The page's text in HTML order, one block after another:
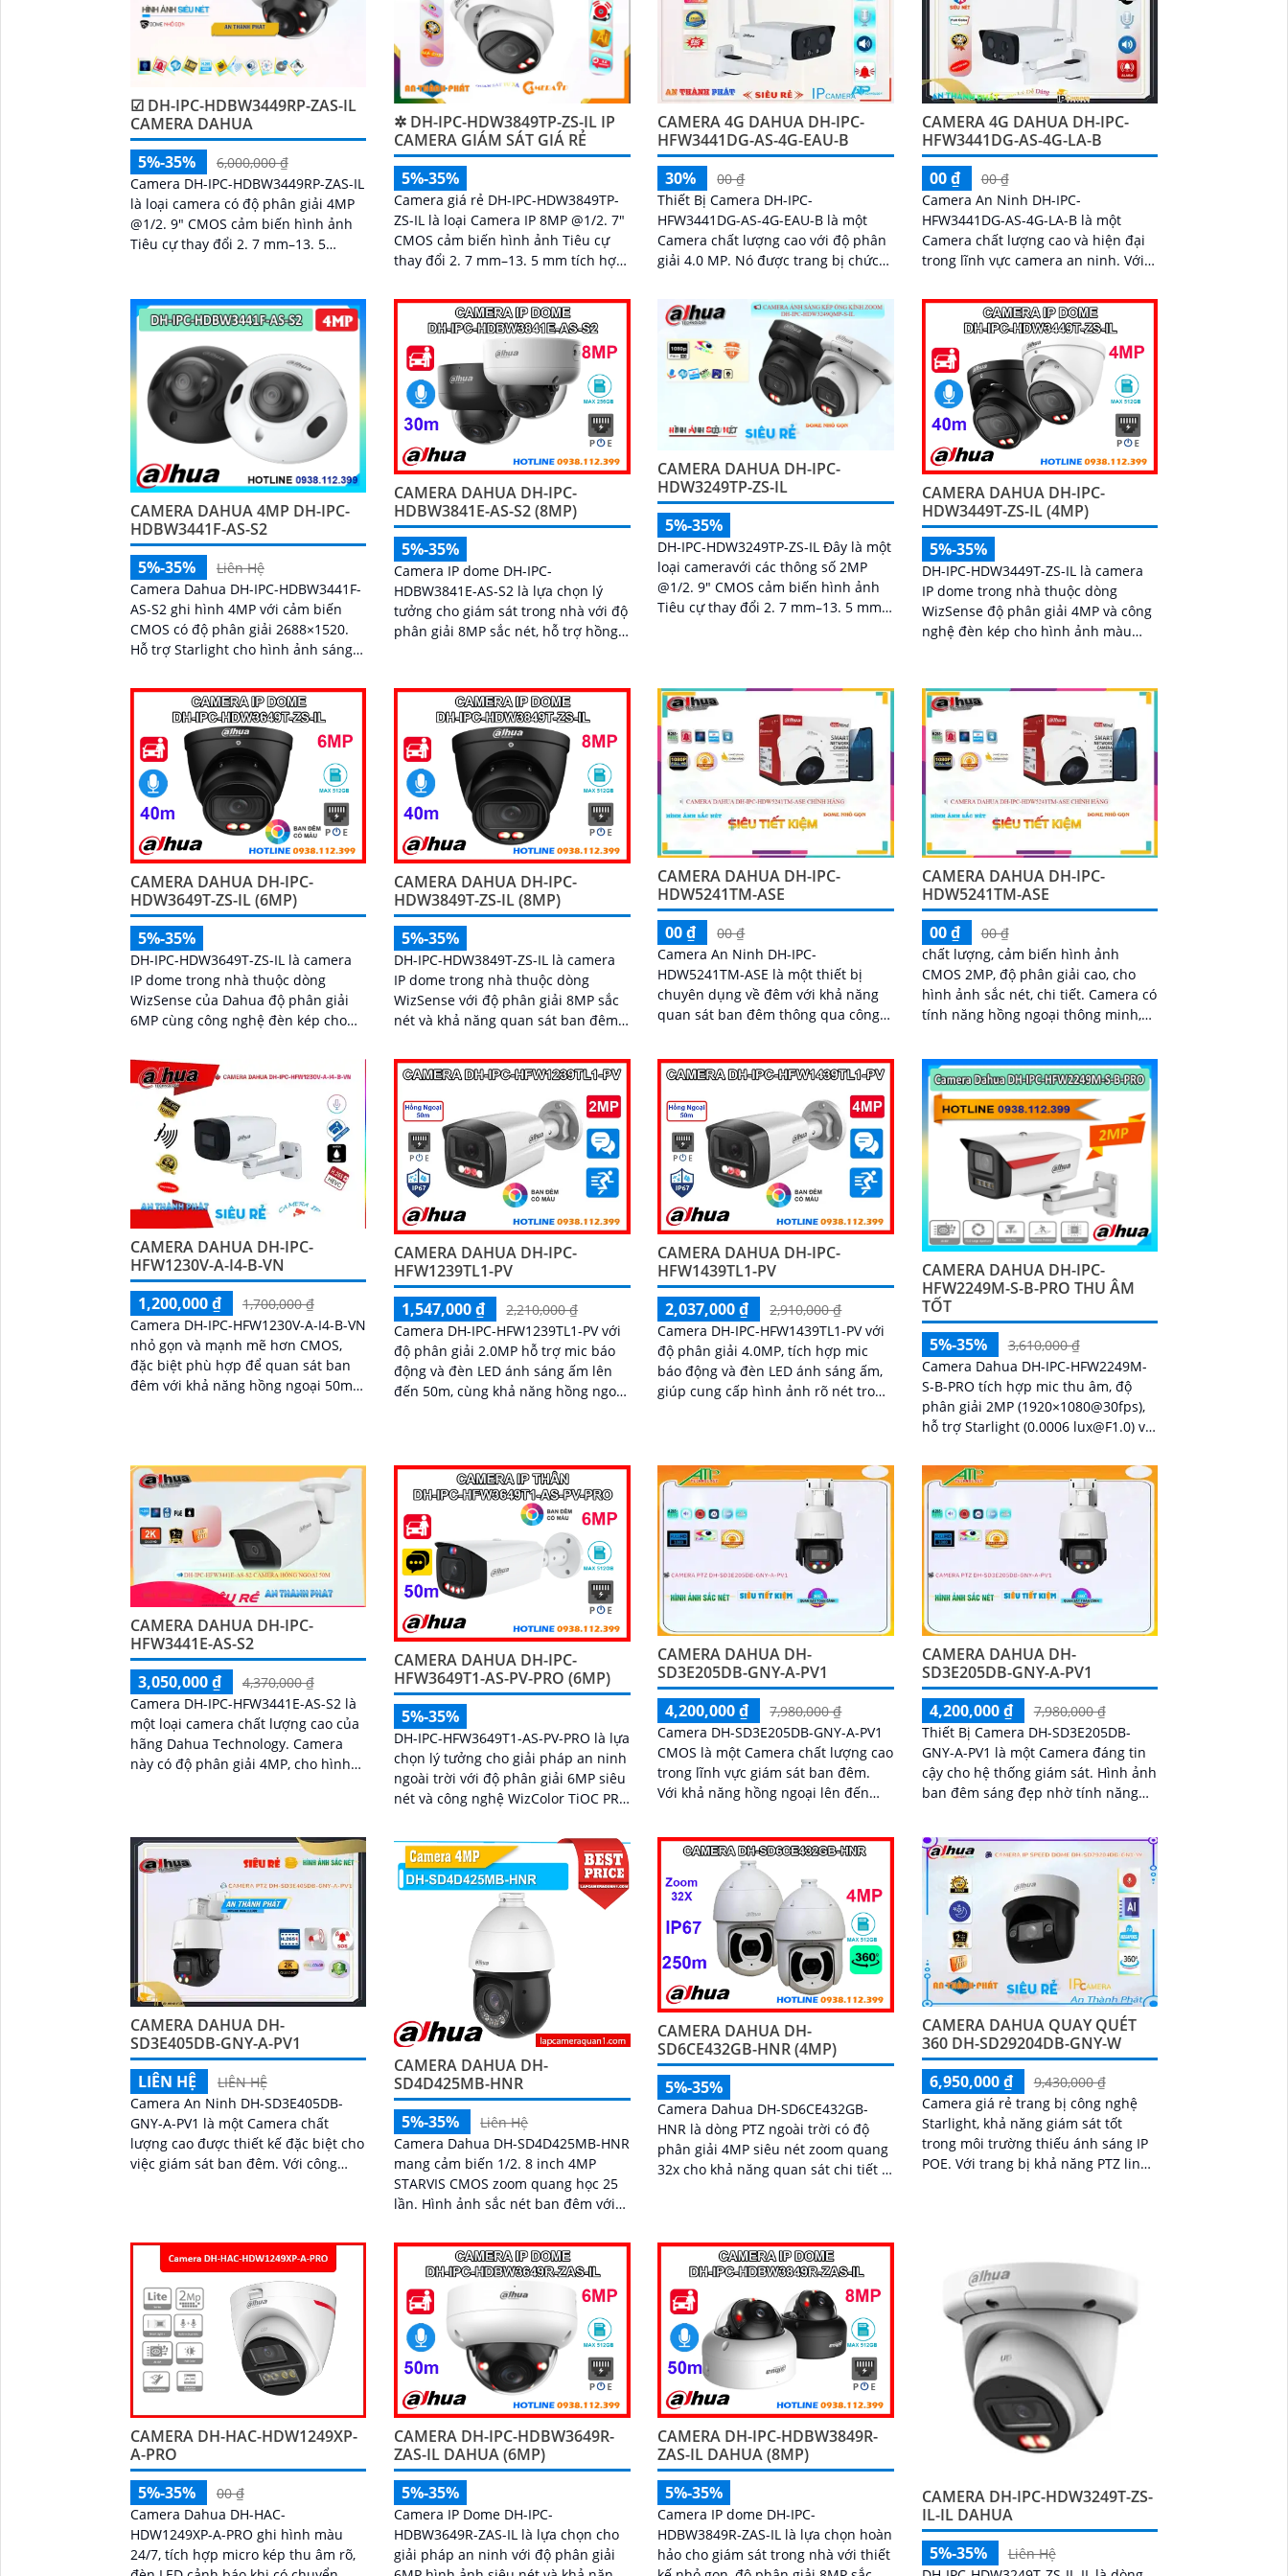
☑ DH-IPC-HDBW3449RP-ZAS-IL
CAMERA DAHUA
5%-35%
6,000,000 ₫
Camera DH-IPC-HDBW3449RP-ZAS-IL
là loại camera có độ phân giải 4MP
@1/2. 9" CMOS cảm biến hình ảnh
Tiêu cự thay đổi 2. 7 mm–13. 5
✲ DH-IPC-HDW3849TP-ZS-IL IP
CAMERA GIÁM SÁT GIÁ RẺ
5%-35%
Camera giá rẻ DH-IPC-HDW3849TP-
ZS-IL là loại Camera IP 8MP @1/2. 7"
CMOS cảm biến hình ảnh Tiêu cự
thay đổi 2. 7 mm–13. 5 mm tích hợp
chuyển động thông...
CAMERA 4G DAHUA DH-IPC-
HFW3441DG-AS-4G-EAU-B
30%
00 ₫
Thiết Bị Camera DH-IPC-
HFW3441DG-AS-4G-EAU-B là một
Camera chất lượng cao với độ phân
giải 4.0 MP. Nó được trang bị chức
năng Có Màu Ban Đêm
CAMERA 4G DAHUA DH-IPC-
HFW3441DG-AS-4G-LA-B
00 ₫
00 ₫
Camera An Ninh DH-IPC-
HFW3441DG-AS-4G-LA-B là một
Camera chất lượng cao và hiện đại
trong lĩnh vực camera an ninh. Với
phép người dùng giám sát và ghi lại
hình ảnh rõ nét với các chi tiết tinh
CAMERA DAHUA 4MP DH-IPC-
HDBW3441F-AS-S2
5%-35%
Liên Hệ
Camera Dahua DH-IPC-HDBW3441F-
AS-S2 ghi hình 4MP với cảm biến
CMOS có độ phân giải 2688×1520.
Hỗ trợ Starlight cho hình ảnh sáng
định 3
CAMERA DAHUA DH-IPC-
HDBW3841E-AS-S2 (8MP)
5%-35%
Camera IP dome DH-IPC-
HDBW3841E-AS-S2 là lựa chọn lý
tưởng cho giám sát trong nhà với độ
phân giải 8MP sắc nét, hỗ trợ hồng
minh, camera có khả năng nhận
diện và phân biệt chuyển động của
người và phương tiện, tăng độ chính
xác trong cảnh báo an ninh
CAMERA DAHUA DH-IPC-
HDW3249TP-ZS-IL
5%-35%
DH-IPC-HDW3249TP-ZS-IL Đây là một
loại cameravới các thông số 2MP
@1/2. 9" CMOS cảm biến hình ảnh
Tiêu cự thay đổi 2. 7 mm–13. 5 mm
CAMERA DAHUA DH-IPC-
HDW3449T-ZS-IL (4MP)
5%-35%
DH-IPC-HDW3449T-ZS-IL là camera
IP dome trong nhà thuộc dòng
WizSense độ phân giải 4MP và công
nghệ đèn kép cho hình ảnh màu
cắm thẻ nhớ 512GB, hỗ trợ POE
cùng khả năng nhận diện chính xác
người và phương tiện, camera mang
đến giải pháp giám sát an ninh
thông minh, hiệu quả phù hợp lắp
đặt tại gia đình, văn phòng
CAMERA DAHUA DH-IPC-
HDW3649T-ZS-IL (6MP)
5%-35%
DH-IPC-HDW3649T-ZS-IL là camera
IP dome trong nhà thuộc dòng
WizSense của Dahua độ phân giải
6MP cùng công nghệ đèn kép cho
đêm tối đến 40m và hồng ngoại xa
50m. Camera tích hợp micro ghi âm,
khe cắm thẻ nhớ lên đến 512GB và
khả năng phát hiện chính xác người
và phương tiện, nâng cao hiệu quả
giám sát an ninh hỗ trợ PoE và giá
rẻ hiệu quả
CAMERA DAHUA DH-IPC-
HDW3849T-ZS-IL (8MP)
5%-35%
DH-IPC-HDW3849T-ZS-IL là camera
IP dome trong nhà thuộc dòng
WizSense với độ phân giải 8MP sắc
nét và khả năng quan sát ban đêm
minh. Tích hợp công nghệ AI,
camera phát hiện chính xác người
và phương tiện, kết hợp micro ghi
âm và khe thẻ nhớ hỗ trợ đến
512GB đảm bảo lưu trữ linh hoạt và
chi tiết, hỗ trợ PoE tiện lợi đây là giải
pháp giám sát an ninh hiệu quả
CAMERA DAHUA DH-IPC-
HDW5241TM-ASE
00 ₫
00 ₫
Camera An Ninh DH-IPC-
HDW5241TM-ASE là một thiết bị
chuyên dụng về đêm với khả năng
quan sát ban đêm thông qua công
camera còn có khả năng hiển thị...
CAMERA DAHUA DH-IPC-
HDW5241TM-ASE
00 ₫
00 ₫
chất lượng, cảm biến hình ảnh
CMOS 2MP, độ phân giải cao, cho
hình ảnh sắc nét, chi tiết. Camera có
tính năng hồng ngoại thông minh,
mà không bị mờ hay mất đậm
CAMERA DAHUA DH-IPC-
HFW1230V-A-I4-B-VN
1,200,000 ₫
1,700,000 ₫
Camera DH-IPC-HFW1230V-A-I4-B-VN
nhỏ gọn và mạnh mẽ hơn CMOS,
đặc biệt phù hợp để quan sát ban
đêm với khả năng hồng ngoại 50m
CAMERA DAHUA DH-IPC-
HFW1239TL1-PV
1,547,000 ₫
2,210,000 ₫
Camera DH-IPC-HFW1239TL1-PV với
độ phân giải 2.0MP hỗ trợ mic báo
động và đèn LED ánh sáng ấm lên
đến 50m, cùng khả năng hồng ngoại
CAMERA DAHUA DH-IPC-
HFW1439TL1-PV
2,037,000 ₫
2,910,000 ₫
Camera DH-IPC-HFW1439TL1-PV với
độ phân giải 4.0MP, tích hợp mic
báo động và đèn LED ánh sáng ấm,
giúp cung cấp hình ảnh rõ nét trong
CAMERA DAHUA DH-IPC-
HFW2249M-S-B-PRO THU ÂM
TỐT
5%-35%
3,610,000 ₫
Camera Dahua DH-IPC-HFW2249M-
S-B-PRO tích hợp mic thu âm, độ
phân giải 2MP (1920×1080@30fps),
hỗ trợ Starlight (0.0006 lux@F1.0) và
đêm
CAMERA DAHUA DH-IPC-
HFW3441E-AS-S2
3,050,000 ₫
4,370,000 ₫
Camera DH-IPC-HFW3441E-AS-S2 là
một loại camera chất lượng cao của
hãng Dahua Technology. Camera
này có độ phân giải 4MP, cho hình
CAMERA DAHUA DH-IPC-
HFW3649T1-AS-PV-PRO (6MP)
5%-35%
DH-IPC-HFW3649T1-AS-PV-PRO là lựa
chọn lý tưởng cho giải pháp an ninh
ngoài trời với độ phân giải 6MP siêu
nét và công nghệ WizColor TiOC PRO
trí tuệ nhân tạo AI giúp phân biệt
chính xác người và phương tiện hỗ
trợ đàm thoại hai chiều, ghi hình
linh hoạt với khe thẻ nhớ lên đến
CAMERA DAHUA DH-
SD3E205DB-GNY-A-PV1
4,200,000 ₫
7,980,000 ₫
Camera DH-SD3E205DB-GNY-A-PV1
CMOS là một Camera chất lượng cao
trong lĩnh vực giám sát ban đêm.
Với khả năng hồng ngoại lên đến
CAMERA DAHUA DH-
SD3E205DB-GNY-A-PV1
4,200,000 ₫
7,980,000 ₫
Thiết Bị Camera DH-SD3E205DB-
GNY-A-PV1 là một Camera đáng tin
cậy cho hệ thống giám sát. Hình ảnh
ban đêm sáng đẹp nhờ tính năng
CAMERA DAHUA DH-
SD3E405DB-GNY-A-PV1
LIÊN HỆ
LIÊN HỆ
Camera An Ninh DH-SD3E405DB-
GNY-A-PV1 là một Camera chất
lượng cao được thiết kế đặc biệt cho
việc giám sát ban đêm. Với công
CAMERA DAHUA DH-
SD4D425MB-HNR
5%-35%
Liên Hệ
Camera Dahua DH-SD4D425MB-HNR
mang cảm biến 1/2. 8 inch 4MP
STARVIS CMOS zoom quang học 25
lần. Hình ảnh sắc nét ban đêm với
ánh sáng ấm 50 mét
CAMERA DAHUA DH-
SD6CE432GB-HNR (4MP)
5%-35%
Camera Dahua DH-SD6CE432GB-
HNR là dòng PTZ ngoài trời có độ
phân giải 4MP siêu nét zoom quang
32x cho khả năng quan sát chi tiết ở
camera dễ dàng phát hiện và tự
động theo dõi mục tiêu chuyển
động
CAMERA DAHUA QUAY QUÉT
360 DH-SD29204DB-GNY-W
6,950,000 ₫
9,430,000 ₫
Camera giá rẻ trang bị công nghệ
Starlight, khả năng giám sát tốt
trong môi trường thiếu ánh sáng IP
POE. Với trang bị khả năng PTZ linh
CAMERA DH-HAC-HDW1249XP-
A-PRO
5%-35%
00 ₫
Camera Dahua DH-HAC-
HDW1249XP-A-PRO ghi hình màu
24/7, tích hợp micro kép thu âm rõ,
CAMERA DH-IPC-HDBW3649R-
ZAS-IL DAHUA (6MP)
5%-35%
Camera IP Dome DH-IPC-
HDBW3649R-ZAS-IL là lựa chọn cho
giải pháp an ninh với độ phân giải
CAMERA DH-IPC-HDBW3849R-
ZAS-IL DAHUA (8MP)
5%-35%
Camera IP dome DH-IPC-
HDBW3849R-ZAS-IL là lựa chọn hoàn
hảo cho giám sát trong nhà với thiết
CAMERA DH-IPC-HDW3249T-ZS-
IL-IL DAHUA
5%-35%
Liên Hệ